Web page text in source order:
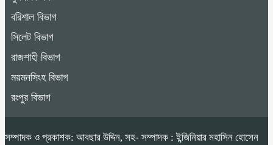
বরিশাল বিভাগ
সিলেট বিভাগ
রাজশাহী বিভাগ
ময়মনসিংহ বিভাগ
রংপুর বিভাগ
সম্পাদক ও প্রকাশক: আবছার উদ্দিন, সহ- সম্পাদক : ইন্জিনিয়ার মহাসিন হোসেন